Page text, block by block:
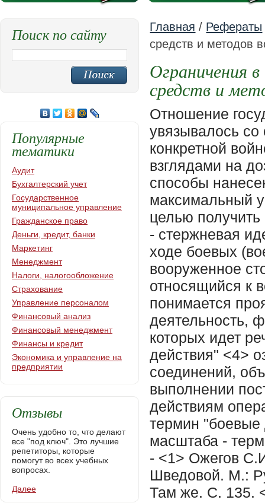
Главная / Рефераты
средств и методов
Ограничения
средств и
Отношение
увязывалось со
конкретной
взглядами на
способы
максимальный
целью получить
- стержневая
ходе боевых
вооруженное
относящийся к
понимается
деятельность,
которых идет
действия" <4>
соединений,
выполнении
действиям
термин "боевые
масштаба -
- <1> Ожегов
Шведовой. М.:
Там же. С. 135.
Поиск по сайту
Популярные
тематики
Аудит
Бухгалтерский учет
Государственное
муниципальное управление
Гражданское право
Деньги, кредит, банки
Маркетинг
Менеджмент
Налоги, налогообложение
Страхование
Управление персоналом
Финансовый анализ
Финансовый менеджмент
Финансы и кредит
Экономика и управление на
предприятии
Отзывы
Очень удобно то, что делают
все "под ключ". Это лучшие
репетиторы, которые
помогут во всех учебных
вопросах.
Далее